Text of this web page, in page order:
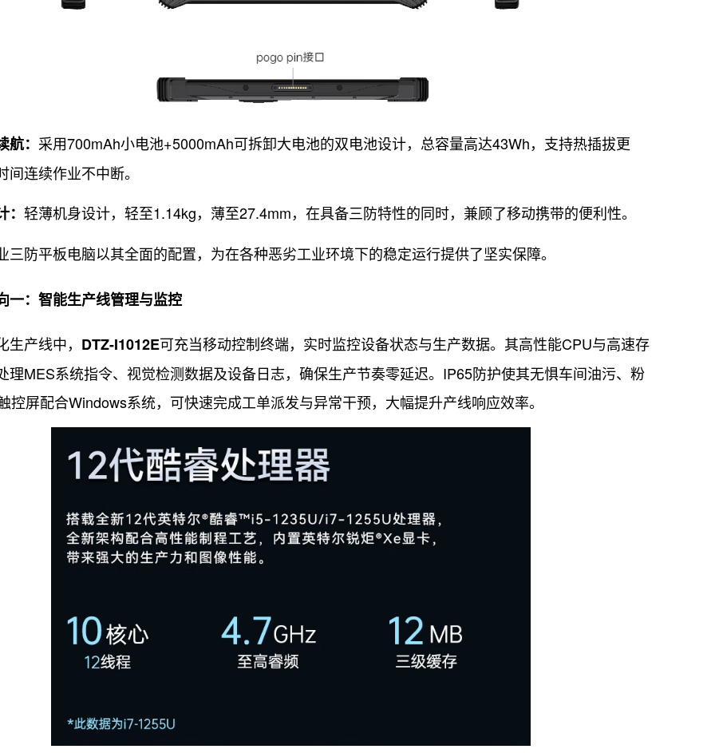
： 采用700mAh小电池+5000mAh可拆卸大电池的双电池设计，总容量高达43Wh，支持热插拔更
间连续作业不中断。
轻薄机身设计，轻至1.14kg，薄至27.4mm，在具备三防特性的同时，兼顾了移动携带的便利性。
平板电脑以其全面的配置，为在各种恶劣工业环境下的稳定运行提供了坚实保障。
一：智能生产线管理与监控
产线中， DTZ-I1012E可充当移动控制终端，实时监控设备状态与生产数据。其高性能CPU与高速存
理MES系统指令、视觉检测数据及设备日志，确保生产节奏零延迟。IP65防护使其无惧车间油污、粉
控屏配合Windows系统，可快速完成工单派发与异常干预，大幅提升产线响应效率。